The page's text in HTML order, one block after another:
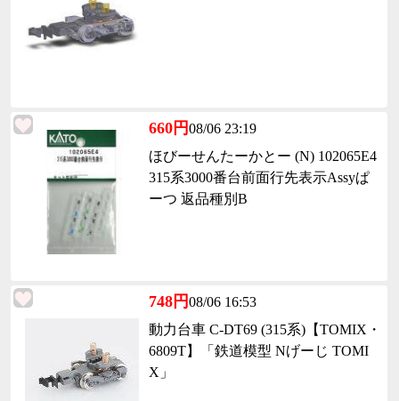
660円08/06 23:19
ほびーせんたーかとー (N) 102065E4
315系3000番台前面行先表示Assyぱ
ーつ 返品種別B
748円08/06 16:53
動力台車 C-DT69 (315系)【TOMIX・
6809T】「鉄道模型 Nげーじ TOMI
X」